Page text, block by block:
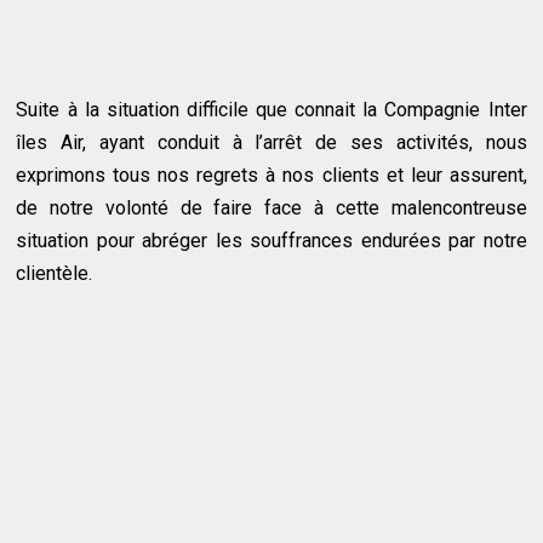
Suite à la situation difficile que connait la Compagnie Inter
îles Air, ayant conduit à l’arrêt de ses activités, nous
exprimons tous nos regrets à nos clients et leur assurent,
de notre volonté de faire face à cette malencontreuse
situation pour abréger les souffrances endurées par notre
clientèle.